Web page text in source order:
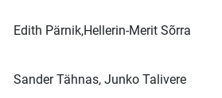
Edith Pärnik,Hellerin-Merit Sõrra
Sander Tähnas, Junko Talivere